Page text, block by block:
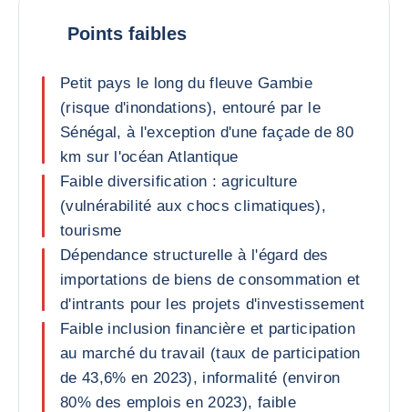
Points faibles
Petit pays le long du fleuve Gambie
(risque d'inondations), entouré par le
Sénégal, à l'exception d'une façade de 80
km sur l'océan Atlantique
Faible diversification : agriculture
(vulnérabilité aux chocs climatiques),
tourisme
Dépendance structurelle à l'égard des
importations de biens de consommation et
d'intrants pour les projets d'investissement
Faible inclusion financière et participation
au marché du travail (taux de participation
de 43,6% en 2023), informalité (environ
80% des emplois en 2023), faible